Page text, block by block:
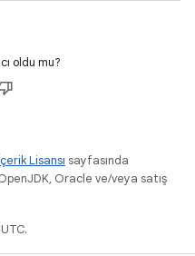
oldu mu?
Lisansı sayfasında
Oracle ve/veya satış